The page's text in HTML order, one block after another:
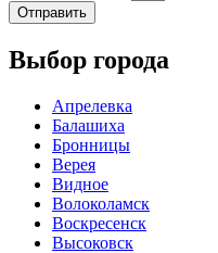
Отправить
Выбор города
Апрелевка
Балашиха
Бронницы
Верея
Видное
Волоколамск
Воскресенск
Высоковск